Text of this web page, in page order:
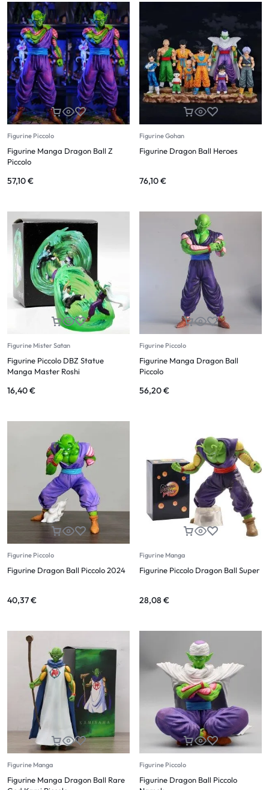
Figurine Piccolo
Figurine Manga Dragon Ball Z
Piccolo
57,10€
Figurine Gohan
Figurine Dragon Ball Heroes
76,10€
Figurine Mister Satan
Figurine Piccolo DBZ Statue
Manga Master Roshi
16,40€
Figurine Piccolo
Figurine Manga Dragon Ball
Piccolo
56,20€
Figurine Piccolo
Figurine Dragon Ball Piccolo 2024
40,37€
Figurine Manga
Figurine Piccolo Dragon Ball Super
28,08€
Figurine Manga
Figurine Manga Dragon Ball Rare
Figurine Piccolo
Figurine Dragon Ball Piccolo